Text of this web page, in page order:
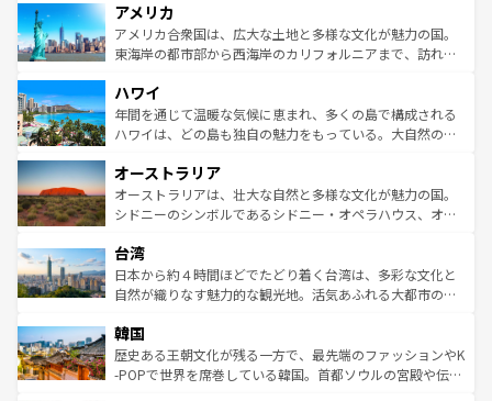
ンツ一覧を参照してほしい。
の建物がそのまま残る町や、スイスならではのユニークな
博物館もあり、アルプス観光だけでなく町歩きも満喫する
ことができる。国民の所得が高いため物価も高いが、旅行
ば市内交通費無料で観光を楽しむこともできる。 なお、新
着のスイス情報はコンテンツ一覧 を参照してほしい。
アメリカ
アメリカ合衆国は、広大な土地と多様な文化が魅力の国。
東海岸の都市部から西海岸のカリフォルニアまで、訪れる
のような巨大都市は、観光、ショッピング、エンターテイ
ンメントが詰まった刺激的なスポットだ。一方、アメリカ
西部には大自然が広がり、グランドキャニオンやイエロー
部のニューオーリンズでは、音楽と美食が融合した独特の
文化が魅力。旅行者はアメリカの各地域で異なる魅力を楽
しみながら、その多様性と豊かな歴史を感じることができ
ならではの贅沢な旅のスタイルだ。 なお、新着のアメリカ
情報はコンテンツ一覧を参照してほしい。
ハワイ
年間を通じて温暖な気候に恵まれ、多くの島で構成される
ハワイは、どの島も独自の魅力をもっている。大自然の神
ワイ島は見逃せない。また、定番の観光地といえばオアフ
島だが、静かな自然を求めるならマウイ島やカウアイ島が
おすすめ。エメラルドグリーンに輝く海をはじめ、豊かな
れるおもてなしの心で訪れる人々を迎えてくれるハワイの
人々、おいしいローカルフードやハワイアンミュージッ
ク、伝統的なフラダンスなど、すべてがハワイの魅力を彩
ワイを、存分に味わってほしい。 なお、新着のハワイ情報
はコンテンツ一覧を参照してほしい。
オーストラリア
オーストラリアは、壮大な自然と多様な文化が魅力の国。
シドニーのシンボルであるシドニー・オペラハウス、オー
リアリーフや大陸中央部にそびえるウルル（エアーズロッ
ク）、タスマニアの美しい原生林やケアンズの熱帯雨林な
ど、見どころがたくさん。また、カフェやワイン、オージ
いる。アクティビティも充実しており、サーフィンやダイ
ビング、ハイキングなど、アウトドア好きにはたまらな
い。オーストラリアの多彩な魅力を存分に味わいつくそ
台湾
日本から約４時間ほどでたどり着く台湾は、多彩な文化と
自然が織りなす魅力的な観光地。活気あふれる大都市の台
ン）、静ひつな山岳地帯である台湾東部など、都市の喧騒
と山間の静けさが共存しており、訪れる人に新しい発見と
驚きをもたらしてくれる。また、奥深い台湾の食文化も魅
韓国
歴史ある王朝文化が残る一方で、最先端のファッションやK
-POPで世界を席巻している韓国。首都ソウルの宮殿や伝統